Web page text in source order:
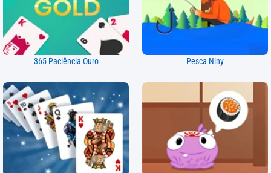
365 Paciência Ouro Pesca Niny